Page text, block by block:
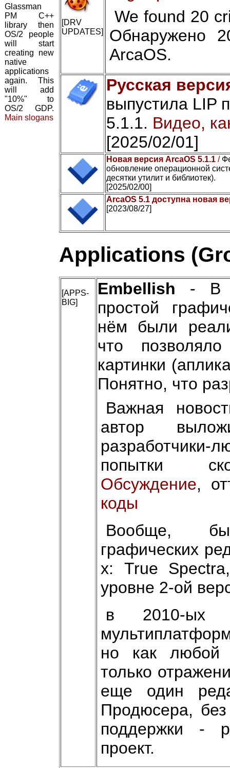
Glassman
PM C++
library then
OS/2 people
will start
creating new
native
applications
again. This
will add
"10%" to
OS/2 GDP.
Main slogans
[DRV
UPDATES]
We found 20
Обнаружено
ArcaOS.
Русская
выпустила LIP
5.1.1. Видео,
[2025/02/01]
Новая версия ArcaOS 5.1.1 /
обновление операционной
десятки утилит и библиотек).
[2025/02/00]
ArcaOS 5.1 доступна новая
[2023/08/27]
Applications
[APPS-
BIG]
Embellish - В
простой
нём были
что
картинки
Понятно, что
Важная
автор
разработчики-
попытки
Обсуждение,
коды
Вообще,
графических
х: True
уровне 2-ой
в 2010-ых
но как любой
только
еще один
Продюсера,
поддержки -
проект.